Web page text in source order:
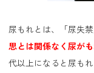
尿もれとは、「尿失
思とは関係なく尿が
代以上になると尿も